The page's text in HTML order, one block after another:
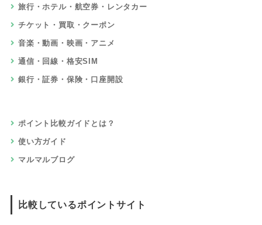
旅行・ホテル・航空券・レンタカー
チケット・買取・クーポン
音楽・動画・映画・アニメ
通信・回線・格安SIM
銀行・証券・保険・口座開設
ポイント比較ガイドとは？
使い方ガイド
マルマルブログ
比較しているポイントサイト